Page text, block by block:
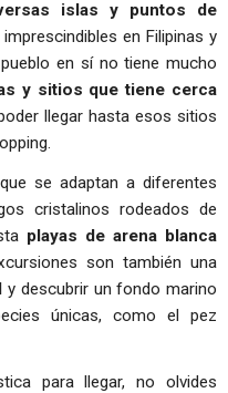
islas y puntos de
imprescindibles en Filipinas y
en sí no tiene mucho
y sitios que tiene cerca
poder llegar hasta esos sitios
se adaptan a diferentes
cristalinos rodeados de
playas de arena blanca
son también una
y descubrir un fondo marino
únicas, como el pez
para llegar, no olvides